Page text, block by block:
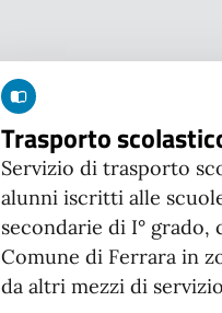
Trasporto
Servizio di trasporto
alunni iscritti alle
secondarie di I° grado,
Comune di Ferrara in
da altri mezzi di